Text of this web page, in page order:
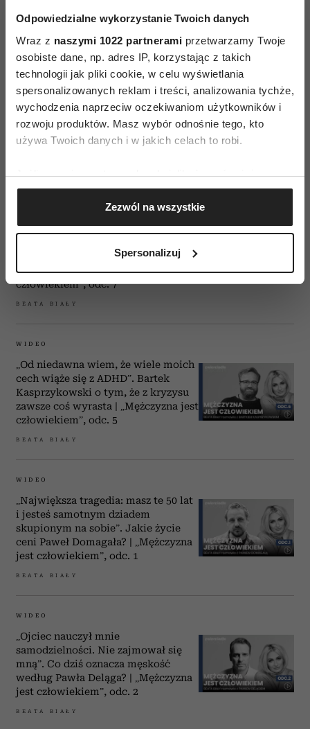
Odpowiedzialne wykorzystanie Twoich danych
Wraz z naszymi 1022 partnerami przetwarzamy Twoje
osobiste dane, np. adres IP, korzystając z takich
technologii jak pliki cookie, w celu wyświetlania
spersonalizowanych reklam i treści, analizowania tychże,
wychodzenia naprzeciw oczekiwaniom użytkowników i
rozwoju produktów. Masz wybór odnośnie tego, kto
używa Twoich danych i w jakich celach to robi.
Jeśli wyrazisz na to zgodę, chcielibyśmy również:
Gromadzić dane dotyczące Twojej lokalizacji
geograficznej z dokładnością nawet do kilku metrów
Identyfikować Twoje urządzenie, aktywnie
(fingerprinting, czyli wirtualny odcisk palca)
zmienić lub wycofać swoją zgodę w dowolnej chwili.
Wykorzystujemy pliki cookie do spersonalizowania treści
i reklam, aby oferować funkcje społecznościowe i
analizować ruch w naszej witrynie. Informacje o tym, jak
korzystasz z naszej witryny, udostępniamy partnerom
społecznościowym, reklamowym i analitycznym.
Partnerzy mogą połączyć te informacje z innymi danymi
korzystania z ich usług.
Zezwól na wszystkie
Spersonalizuj
człowiekiem”, odc. 10
WIDEO
„Pokręcenie to jest moje paliwo”.
Dlaczego Mariusz Bonaszewski nie
chce się przeglądać w przeszłości? |
„Mężczyzna jest człowiekiem”, odc. 8
„Terapia dała mi poczucie wolności.
Pewnych rzeczy nie zobaczyłbym
przemocy, jakiej doświadczył od
patriarchatu | „Mężczyzna jest
człowiekiem”, odc. 7
BEATA BIAŁY
WIDEO
„Od niedawna wiem, że wiele moich
cech wiąże się z ADHD”. Bartek
Kasprzykowski o tym, że z kryzysu
zawsze coś wyrasta | „Mężczyzna jest
człowiekiem”, odc. 5
BEATA BIAŁY
WIDEO
„Największa tragedia: masz te 50 lat
i jesteś samotnym dziadem
skupionym na sobie”. Jakie życie
ceni Paweł Domagała? | „Mężczyzna
jest człowiekiem”, odc. 1
BEATA BIAŁY
WIDEO
„Ojciec nauczył mnie
samodzielności. Nie zajmował się
mną”. Co dziś oznacza męskość
według Pawła Deląga? | „Mężczyzna
jest człowiekiem”, odc. 2
BEATA BIAŁY